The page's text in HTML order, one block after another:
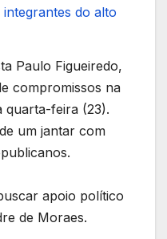
do alto
Paulo Figueiredo,
compromissos na
quarta-feira (23).
um jantar com
apoio político
de Moraes.